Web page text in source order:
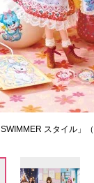
スタイル」